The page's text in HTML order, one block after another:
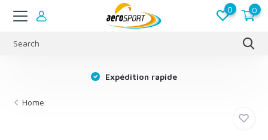
0 0
Expédition rapide
Home